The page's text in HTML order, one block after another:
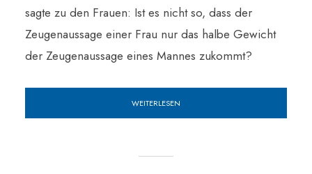
sagte zu den Frauen: Ist es nicht so, dass der
Zeugenaussage einer Frau nur das halbe Gewicht
der Zeugenaussage eines Mannes zukommt?
WEITERLESEN